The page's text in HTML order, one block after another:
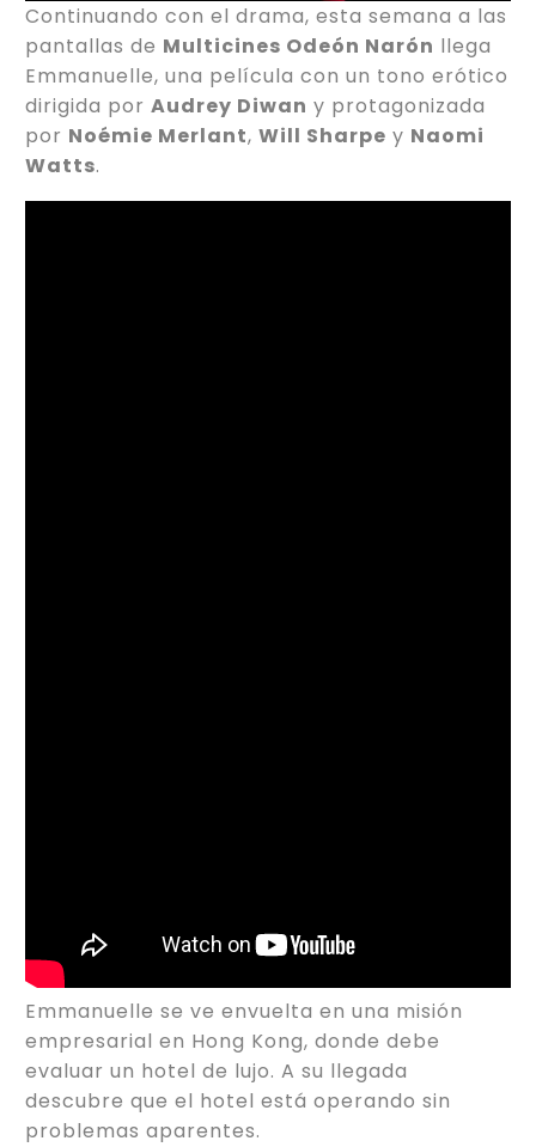
Continuando con el drama, esta semana a las
pantallas de Multicines Odeón Narón llega
Emmanuelle, una película con un tono erótico
dirigida por Audrey Diwan y protagonizada
por Noémie Merlant, Will Sharpe y Naomi
Watts.
Emmanuelle se ve envuelta en una misión
empresarial en Hong Kong, donde debe
evaluar un hotel de lujo. A su llegada
descubre que el hotel está operando sin
problemas aparentes.